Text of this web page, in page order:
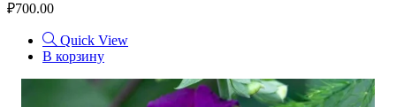
₽700.00
Quick View
В корзину